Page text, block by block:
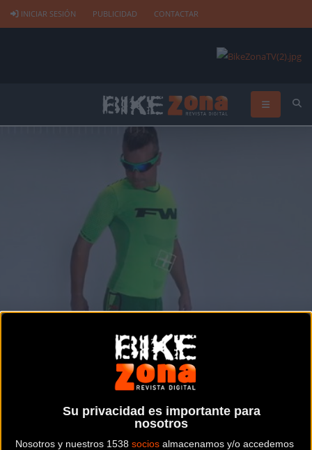
Su privacidad es importante para
nosotros
Nosotros y nuestros 1538 socios almacenamos y/o accedemos
INICIAR SESIÓN PUBLICIDAD CONTACTAR
Con tecnología Soft-Air + Plus
Faster Wear lanza su línea de prendas de